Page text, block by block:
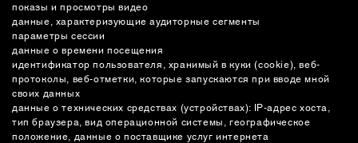
показы и просмотры видео
данные, характеризующие аудиторные сегменты
параметры сессии
данные о времени посещения
идентификатор пользователя, хранимый в куки (cookie), веб-
протоколы, веб-отметки, которые запускаются при вводе мной
своих данных
данные о технических средствах (устройствах): IP-адрес хоста,
тип браузера, вид операционной системы, географическое
положение, данные о поставщике услуг интернета